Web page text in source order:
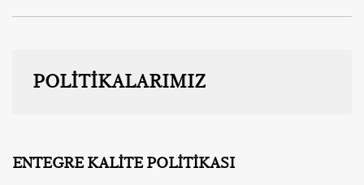
POLİTİKALARIMIZ
ENTEGRE KALİTE POLİTİKASI